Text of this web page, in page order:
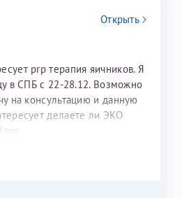
Открыть
prp терапия яичников. Я
в СПБ с 22-28.12. Возможно
на консультацию и данную
делаете ли ЭКО